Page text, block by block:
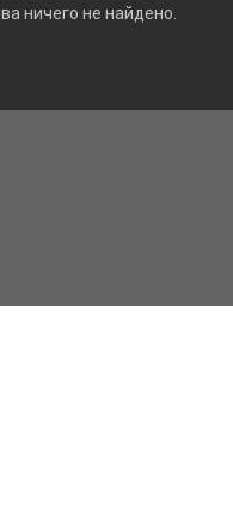
ничего не найдено.